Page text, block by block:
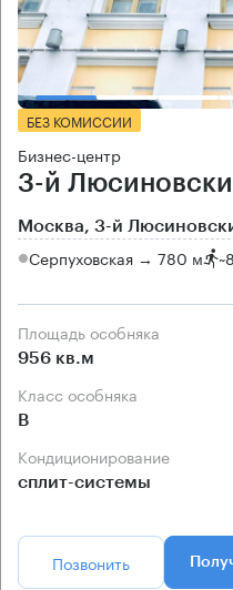
БЕЗ КОМИССИИ
Бизнес-центр
3-й
Москва, 3-й
Серпуховская → 780 м ~
Площадь особняка
956 кв.м
Класс особняка
B
Кондиционирование
сплит-системы
Позвонить